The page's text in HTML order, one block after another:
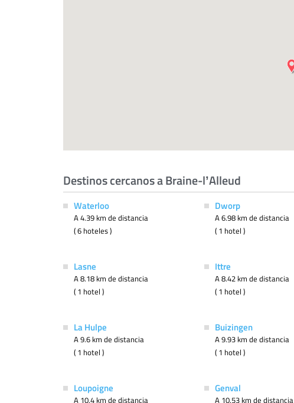
Destinos cercanos a Braine-lʼAlleud
Waterloo
A 4.39 km de distancia
( 6 hoteles )
Dworp
A 6.98 km de distancia
( 1 hotel )
Lasne
A 8.18 km de distancia
( 1 hotel )
Ittre
A 8.42 km de distancia
( 1 hotel )
La Hulpe
A 9.6 km de distancia
( 1 hotel )
Buizingen
A 9.93 km de distancia
( 1 hotel )
Loupoigne
A 10.4 km de distancia
Genval
A 10.53 km de distancia